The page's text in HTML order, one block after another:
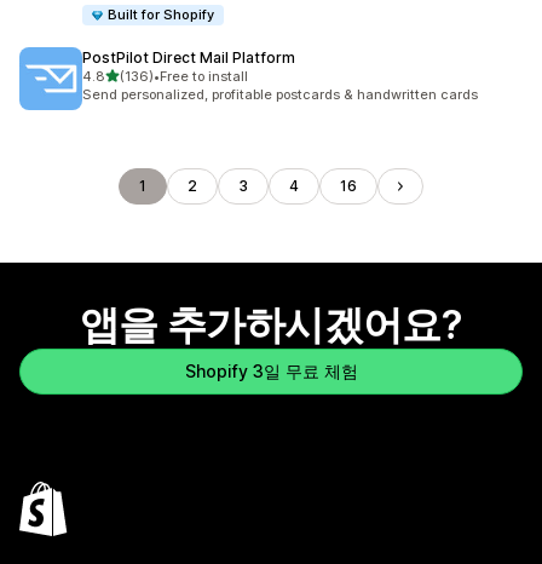
Built for Shopify
PostPilot Direct Mail Platform
4.8별 5개 중
(136)
총 리뷰 136개
•Free to install
Send personalized, profitable postcards & handwritten cards
1 2 3 4 16
앱을 추가하시겠어요?
Shopify 3일 무료 체험